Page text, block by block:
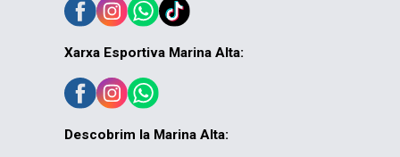
Xarxa Esportiva Marina Alta:
Descobrim la Marina Alta: